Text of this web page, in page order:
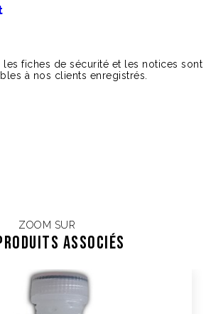
les fiches de sécurité et les notices sont
à nos clients enregistrés.
ZOOM SUR
associés